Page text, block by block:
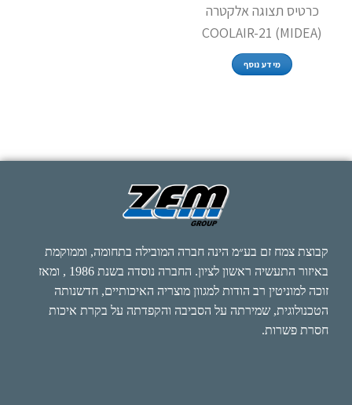
כרטיס תצוגה אלקטרה
COOLAIR-21 (MIDEA)
מידע נוסף
קבוצת צמח זם בע״מ הינה חברה המובילה בתחומה, וממוקמת
באיזור התעשיה ראשון לציון. החברה נוסדה בשנת 1986 , ומאז
זוכה למוניטין רב הודות למגוון מוצריה האיכותיים, חדשנותה
הטכנולוגית, שמירתה על הסביבה והקפדתה על בקרת איכות
חסרת פשרות.